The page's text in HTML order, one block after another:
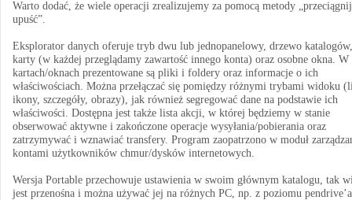
Warto dodać, że wiele operacji zrealizujemy za pomocą metody
upuść”.
Eksplorator danych oferuje tryb dwu lub jednopanelowy, drzewo katalogów,
karty (w każdej przeglądamy zawartość innego konta) oraz osobne okna. W
kartach/oknach prezentowane są pliki i foldery oraz informacje o ich
właściwościach. Można przełączać się pomiędzy różnymi trybami widoku
ikony, szczegóły, obrazy), jak również segregować dane na podstawie ich
właściwości. Dostępna jest także lista akcji, w której będziemy w stanie
obserwować aktywne i zakończone operacje wysyłania/pobierania oraz
zatrzymywać i wznawiać transfery. Program zaopatrzono w moduł
kontami użytkowników chmur/dysków internetowych.
Wersja Portable przechowuje ustawienia w swoim głównym katalogu, tak
jest przenośna i można używać jej na różnych PC, np. z poziomu